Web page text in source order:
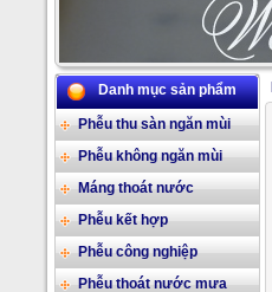
Danh mục sản phẩm
Phễu thu sàn ngăn mùi
Phễu không ngăn mùi
Máng thoát nước
Phễu kết hợp
Phễu công nghiệp
Phễu thoát nước mưa